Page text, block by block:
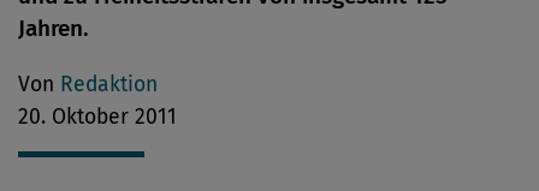
Jahren.
Von Redaktion
20. Oktober 2011